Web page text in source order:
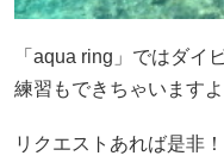
「aqua ring」ではダイ
練習もできちゃいます
リクエストあれば是非！